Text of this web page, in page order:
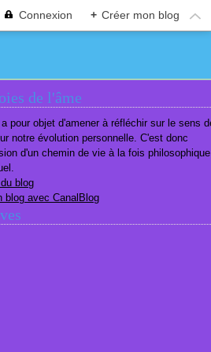
Connexion + Créer mon blog
de l'âme
pour objet d'amener à réfléchir sur le sens
notre évolution personnelle. C'est donc
d'un chemin de vie à la fois philosophique
blog
blog avec CanalBlog